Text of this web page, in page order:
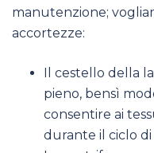
manutenzione;
accortezze:
Il cestello della
pieno, bensì
consentire ai
durante il ciclo di